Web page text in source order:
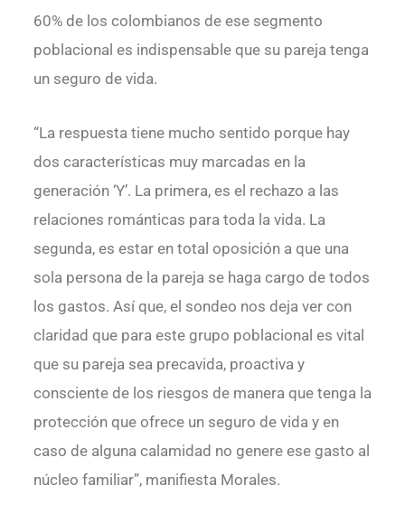
60% de los colombianos de ese segmento
poblacional es indispensable que su pareja tenga
un seguro de vida.
“La respuesta tiene mucho sentido porque hay
dos características muy marcadas en la
generación ‘Y’. La primera, es el rechazo a las
relaciones románticas para toda la vida. La
segunda, es estar en total oposición a que una
sola persona de la pareja se haga cargo de todos
los gastos. Así que, el sondeo nos deja ver con
claridad que para este grupo poblacional es vital
que su pareja sea precavida, proactiva y
consciente de los riesgos de manera que tenga la
protección que ofrece un seguro de vida y en
caso de alguna calamidad no genere ese gasto al
núcleo familiar”, manifiesta Morales.